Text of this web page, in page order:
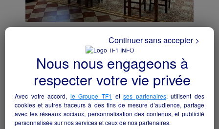
Lys-Haut-Layon - 49540
Hôtellerie et restauration particulier
Nous nous engageons à
respecter votre vie privée
Avec votre accord, le Groupe TF1 etses partenaires, utilisent des
cookies et autres traceurs à des fins de mesure d’audience, partage
avec les réseaux sociaux, personnalisation des contenus, et publicité
personnalisée sur nos services et ceux de nos partenaires.
Continuer sans accepter >